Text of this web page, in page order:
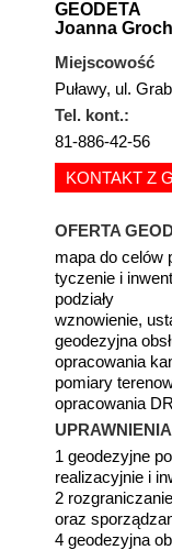
GEODETA
Joanna
Miejscowość
Puławy, ul.
Tel. kont.:
81-886-42-56
KONTAKT Z
OFERTA
mapa do celów
tyczenie i
podziały
wznowienie,
geodezyjna
opracowania
pomiary
opracowania
1 geodezyjne
realizacyjnie i
2
oraz
4 geodezyjna